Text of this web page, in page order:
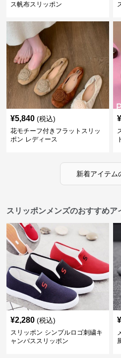
ス帆布スリッポン
¥5,840 (税込)
花モチーフ付きフラットスリッ
ポン レディース
¥
新着アイテム
スリッポンメンズのおすすめア
¥2,280 (税込)
スリッポン シンプルロゴ刺繍キ
ャンバススリッポン
¥